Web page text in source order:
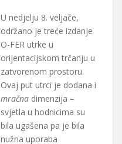
U nedjelju 8. veljače,
održano je treće izdanje
O-FER utrke u
orijentacijskom trčanju u
zatvorenom prostoru.
Ovaj put utrci je dodana i
mračna dimenzija –
svjetla u hodnicima su
bila ugašena pa je bila
nužna uporaba